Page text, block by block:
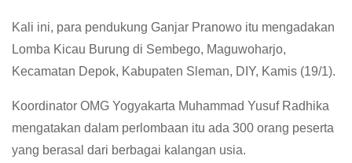
Kali ini, para pendukung Ganjar Pranowo itu mengadakan
Lomba Kicau Burung di Sembego, Maguwoharjo,
Kecamatan Depok, Kabupaten Sleman, DIY, Kamis (19/1).
Koordinator OMG Yogyakarta Muhammad Yusuf Radhika
mengatakan dalam perlombaan itu ada 300 orang peserta
yang berasal dari berbagai kalangan usia.